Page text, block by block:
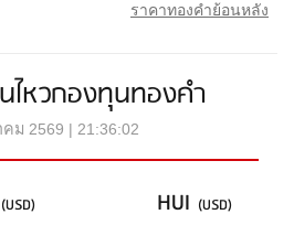
ราคาทองคำย้อนหลัง
ไหวกองทุนทองคำ
ม 2569 | 21:36:02
(USD) HUI (USD)